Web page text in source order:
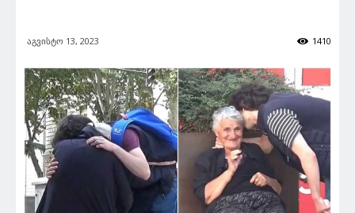
აგვისტო 13, 2023 1410